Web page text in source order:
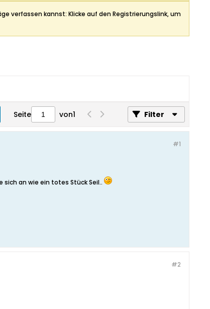
verfassen kannst: Klicke auf den Registrierungslink, um
Seite von1 Filter
#1
an wie ein totes Stück Seil..
#2